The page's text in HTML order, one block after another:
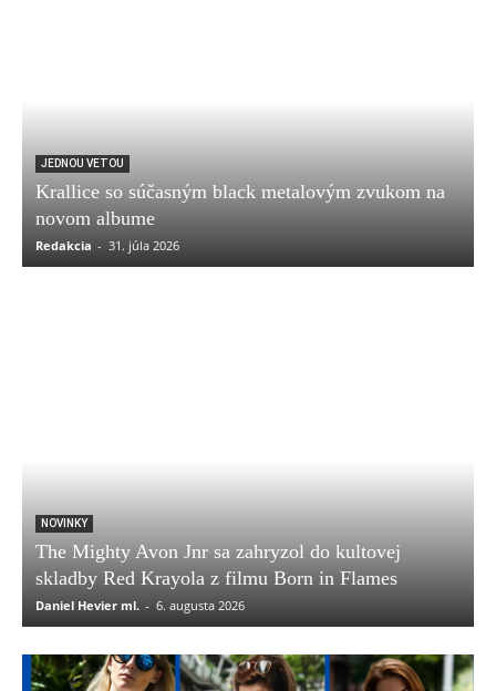
JEDNOU VETOU
Krallice so súčasným black metalovým zvukom na
novom albume
Redakcia - 31. júla 2026
NOVINKY
The Mighty Avon Jnr sa zahryzol do kultovej
skladby Red Krayola z filmu Born in Flames
Daniel Hevier ml. - 6. augusta 2026